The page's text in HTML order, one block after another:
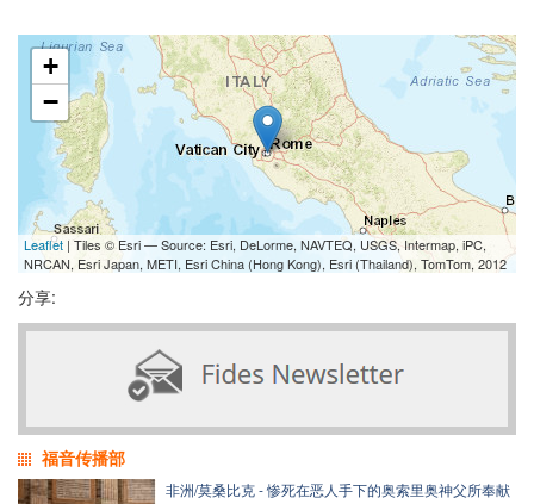
+
−
Leaflet | Tiles © Esri — Source: Esri, DeLorme, NAVTEQ, USGS, Intermap, iPC,
NRCAN, Esri Japan, METI, Esri China (Hong Kong), Esri (Thailand), TomTom, 2012
分享:
福音传播部
非洲/莫桑比克 - 惨死在恶人手下的奥索里奥神父所奉献